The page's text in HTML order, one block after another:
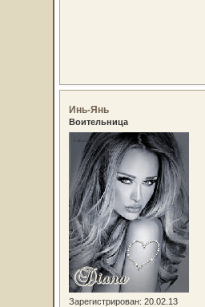
Инь-Янь
Воительница
Зарегистрирован: 20.02.13